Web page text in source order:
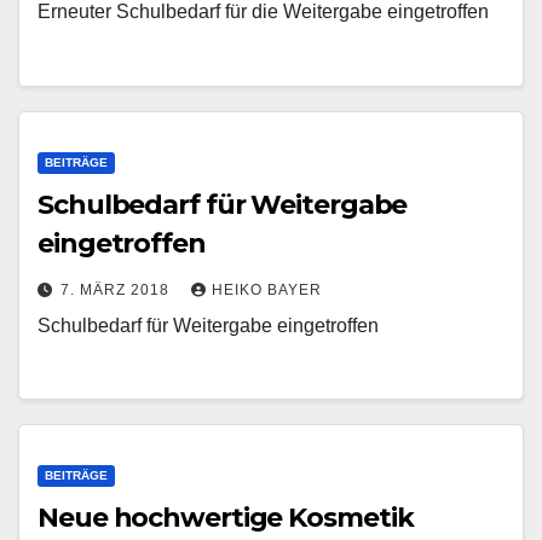
Erneuter Schulbedarf für die Weitergabe eingetroffen
BEITRÄGE
Schulbedarf für Weitergabe
eingetroffen
7. MÄRZ 2018 HEIKO BAYER
Schulbedarf für Weitergabe eingetroffen
BEITRÄGE
Neue hochwertige Kosmetik